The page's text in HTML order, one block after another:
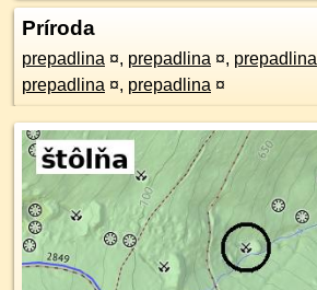
Príroda
prepadlina ¤, prepadlina ¤, prepadlina
prepadlina ¤, prepadlina ¤